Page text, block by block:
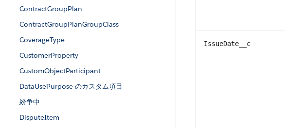
ContractGroupPlan
ContractGroupPlanGroupClass
CoverageType
CustomerProperty
CustomObjectParticipant
DataUsePurpose のカスタム項目
紛争中
DisputeItem
IssueDate__c